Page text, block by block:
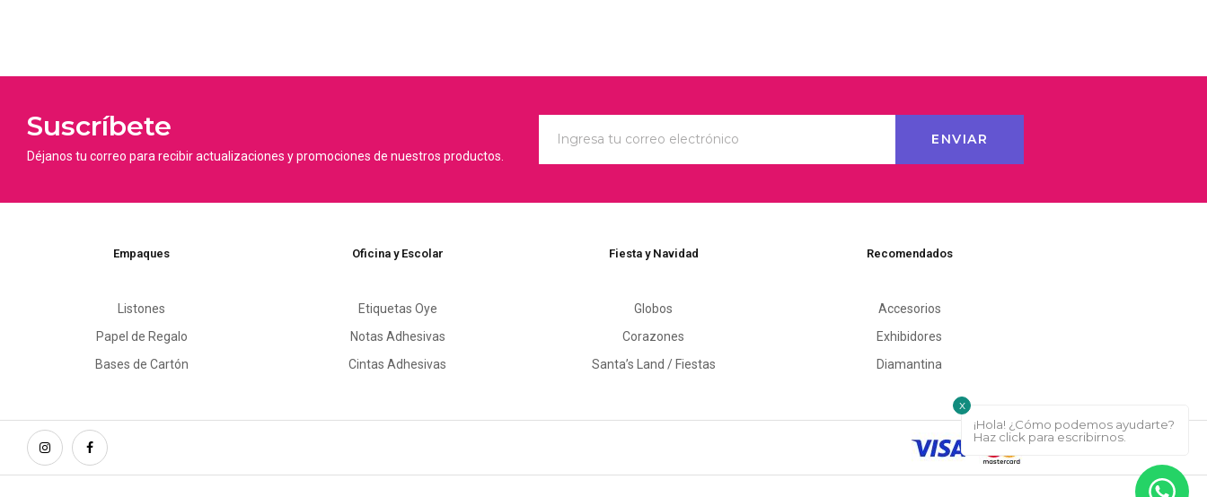
Suscríbete
Déjanos tu correo para recibir actualizaciones y promociones de nuestros productos.
Empaques
Listones
Papel de Regalo
Bases de Cartón
Oficina y Escolar
Etiquetas Oye
Notas Adhesivas
Cintas Adhesivas
Fiesta y Navidad
Globos
Corazones
Santa’s Land / Fiestas
Recomendados
Accesorios
Exhibidores
Diamantina
x
¡Hola! ¿Cómo podemos ayudarte?
Haz click para escribirnos.